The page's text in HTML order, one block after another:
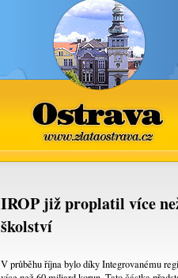
Ostrava
www.zlataostrava.cz
IROP již proplatil více
školství
V průběhu října bylo díky Integrovanému